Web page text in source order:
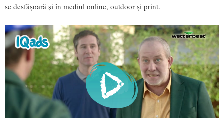
se desfășoară și în mediul online, outdoor și print.